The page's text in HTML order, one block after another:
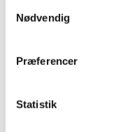
Nødvendig
Præferencer
Statistik
Som ISO-certificeret
F&P er en
tryghed og sikkerhed i